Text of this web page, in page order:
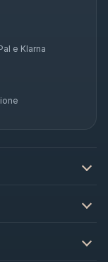
e Klarna